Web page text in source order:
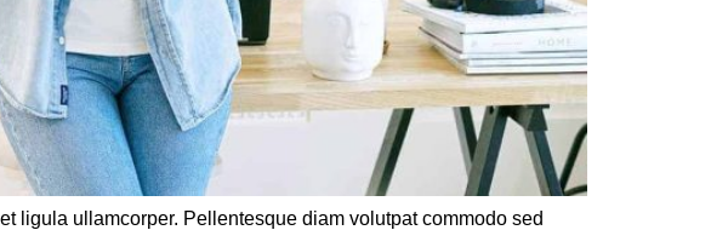
ligula ullamcorper. Pellentesque diam volutpat commodo sed